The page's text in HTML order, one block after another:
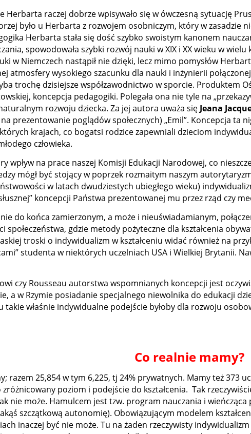
Herbarta raczej dobrze wpisywało się w ówczesną sytuację
było u Herbarta z rozwojem osobniczym, który w zasadzie
Herbarta stała się dość szybko swoistym kanonem
spowodowała szybki rozwój nauki w XIX i XX wieku w
w Niemczech nastąpił nie dzięki, lecz mimo pomysłów
atmosfery wysokiego szacunku dla nauki i inżynierii
trochę dzisiejsze współzawodnictwo w sporcie. Produktem
koncepcja pedagogiki. Polegała ona nie tyle na
rozwoju dziecka. Za jej autora uważa się Jeana
prezentowanie poglądów społecznych) „Emil”. Koncepcja ta
krajach, co bogatsi rodzice zapewniali dzieciom
człowieka.
wpływ na prace naszej Komisji Edukacji Narodowej, co
mógł być stojący w poprzek rozmaitym naszym
w latach dwudziestych ubiegłego wieku)
koncepcji Państwa prezentowanej mu przez rząd czy
do końca zamierzonym, a może i nieuświadamianym,
społeczeństwa, gdzie metody pożyteczne dla kształcenia
troski o indywidualizm w kształceniu widać również na
studenta w niektórych uczelniach USA i Wielkiej Brytanii.
czy Rousseau autorstwa wspomnianych koncepcji jest
a w Rzymie posiadanie specjalnego niewolnika do edukacji
właśnie indywidualne podejście byłoby dla rozwoju
Co realnie mamy?
razem 25,854 w tym 6,225, tj 24% prywatnych. Mamy też 373
poziom i podejście do kształcenia. Tak
nie może. Hamulcem jest tzw. program nauczania i
szczątkową autonomię). Obowiązującym modelem
inaczej być nie może. Tu na żaden rzeczywisty